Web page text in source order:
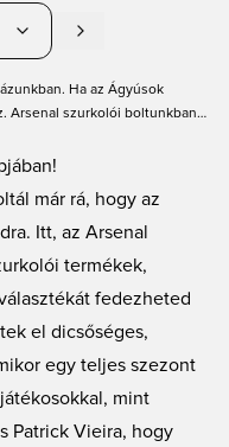
Ha az Ágyúsok
Arsenal szurkolói boltunkban
álmodhat – az Arsenal
és sapkákat is. Készülj
Unisporttal.
már rá, hogy az
Itt, az Arsenal
termékek,
fedezheted
el dicsőséges,
egy teljes szezont
mint
Patrick Vieira, hogy